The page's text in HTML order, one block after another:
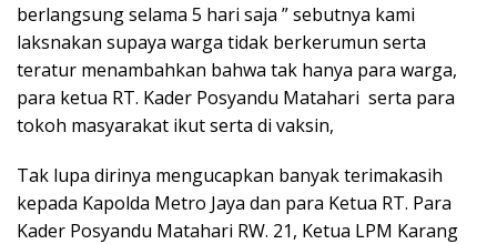
berlangsung selama 5 hari saja ” sebutnya kami
laksnakan supaya warga tidak berkerumun serta
teratur menambahkan bahwa tak hanya para warga,
para ketua RT. Kader Posyandu Matahari serta para
tokoh masyarakat ikut serta di vaksin,
Tak lupa dirinya mengucapkan banyak terimakasih
kepada Kapolda Metro Jaya dan para Ketua RT. Para
Kader Posyandu Matahari RW. 21, Ketua LPM Karang